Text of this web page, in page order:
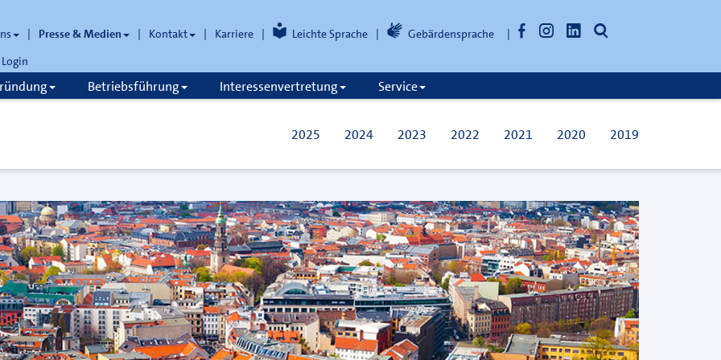
Presse & Medien Kontakt Karriere Leichte Sprache Gebärdensprache FacebookInstagramLinkedInSuche
Login
Betriebsführung Interessenvertretung Service
2025 2024 2023 2022 2021 2020 2019